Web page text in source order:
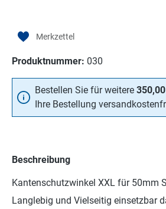
Produktnummer: 030
Bestellen Sie für weitere
Ihre Bestellung
Beschreibung
Kantenschutzwinkel XXL für 50mm
Langlebig und Vielseitig einsetzbar